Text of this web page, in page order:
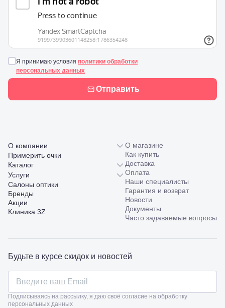
Я принимаю условия политики обработки
персональных данных
Отправить
О компании
Примерить очки
Каталог
Услуги
Салоны оптики
Бренды
Акции
Клиника 3Z
О магазине
Как купить
Доставка
Оплата
Наши специалисты
Гарантия и возврат
Новости
Документы
Часто задаваемые вопросы
Будьте в курсе скидок и новостей
Подписываясь на рассылку, я даю своё согласие на обработку
персональных данных
ул. Гагарина,
55
Новороссийск,
ул. Серова,
10/ ул.
Лейтенанта
38/40
Пятигорск,
98
98/4, литер
А
Соликамск,
ул.
Калийная,
138
Сочи, ул.
Островского,
ул.
120а
169
Тихорецк,
ул.